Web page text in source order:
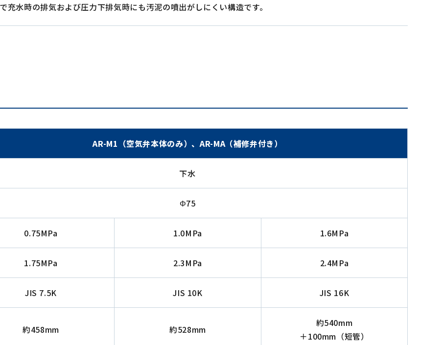
水時の排気および圧力下排気時にも汚泥の噴出がしにくい構造です。
AR-M1（空気弁本体のみ）、AR-MA（補修弁付き）
下水
Φ75
0.75MPa 1.0MPa 1.6MPa
1.75MPa 2.3MPa 2.4MPa
JIS 7.5K JIS 10K JIS 16K
約458mm 約528mm
約540mm
＋100mm（短管）